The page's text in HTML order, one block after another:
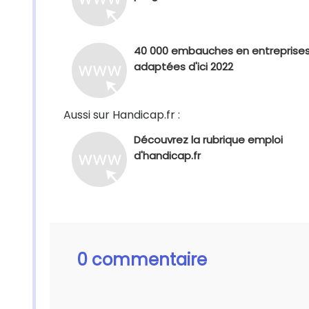
40 000 embauches en
adaptées d'ici 2022
Aussi sur Handicap.fr :
Découvrez la rubrique emploi
d'handicap.fr
0 commentaire